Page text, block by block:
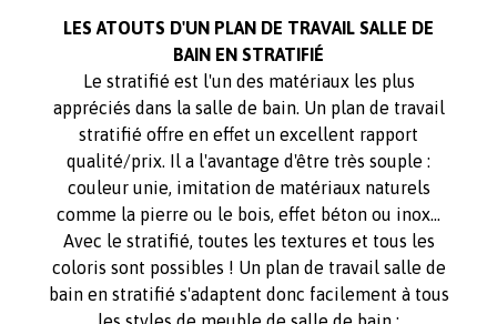
LES ATOUTS D'UN PLAN DE TRAVAIL SALLE DE
BAIN EN STRATIFIÉ
Le stratifié est l'un des matériaux les plus
appréciés dans la salle de bain. Un plan de travail
stratifié offre en effet un excellent rapport
qualité/prix. Il a l'avantage d'être très souple :
couleur unie, imitation de matériaux naturels
comme la pierre ou le bois, effet béton ou inox...
Avec le stratifié, toutes les textures et tous les
coloris sont possibles ! Un plan de travail salle de
bain en stratifié s'adaptent donc facilement à tous